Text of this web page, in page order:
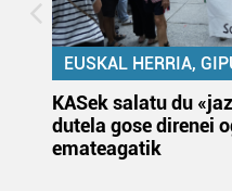
EUSKAL HERRIA,
KASek salatu du
dutela gose direnei
emateagatik